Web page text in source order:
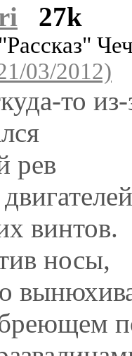
27k
03/2012)
то из-
рев
винтов.
носы,